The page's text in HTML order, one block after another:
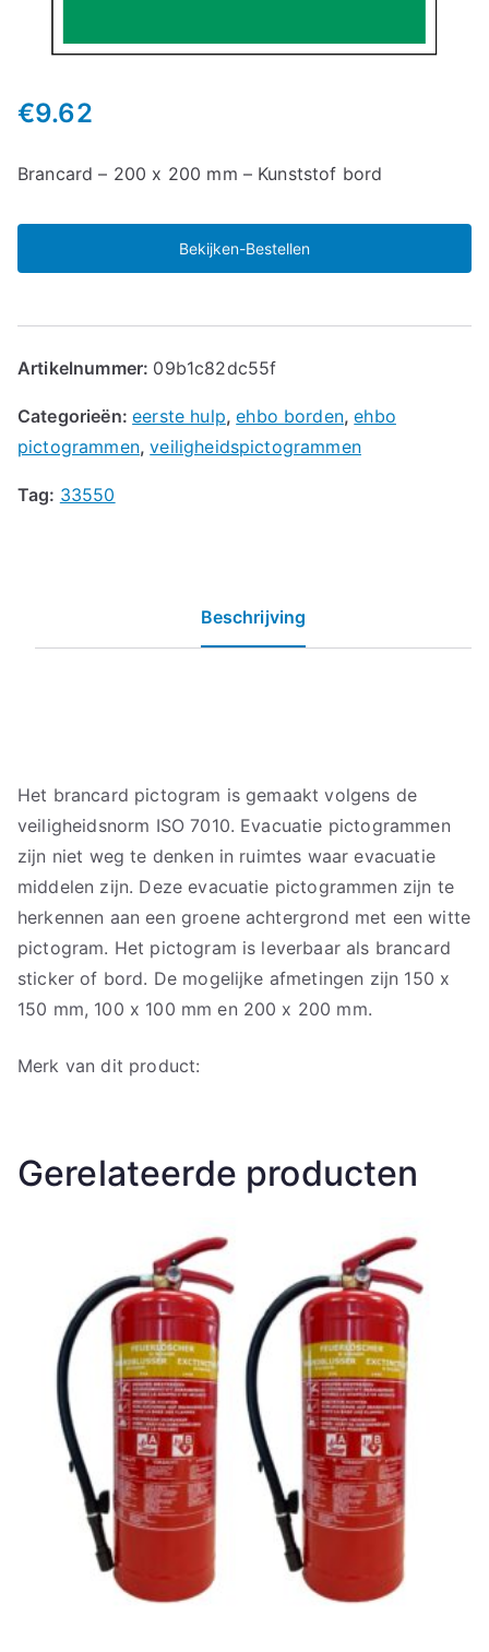
€9.62
Brancard – 200 x 200 mm – Kunststof bord
Bekijken-Bestellen
Artikelnummer: 09b1c82dc55f
Categorieën:eerste hulp,ehbo borden,ehbo
pictogrammen,veiligheidspictogrammen
Tag: 33550
Beschrijving
Het brancard pictogram is gemaakt volgens de
veiligheidsnorm ISO 7010. Evacuatie pictogrammen
zijn niet weg te denken in ruimtes waar evacuatie
middelen zijn. Deze evacuatie pictogrammen zijn te
herkennen aan een groene achtergrond met een witte
pictogram. Het pictogram is leverbaar als brancard
sticker of bord. De mogelijke afmetingen zijn 150 x
150 mm, 100 x 100 mm en 200 x 200 mm.
Merk van dit product:
Gerelateerde producten